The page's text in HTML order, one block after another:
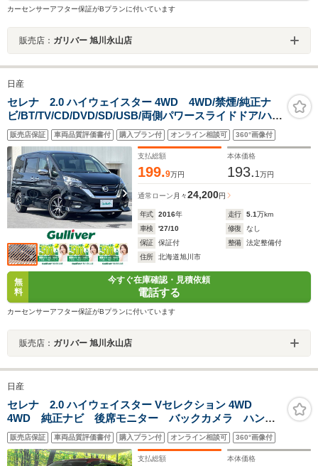
カーセンサーアフター保証がBプランに付いています
販売店： ガリバー 旭川永山店
日産
セレナ 2.0 ハイウェイスター 4WD 4WD/禁煙/純正ナ
ビ/BT/TV/CD/DVD/SD/USB/両側パワースライドドア/ハン
ズフリースライドドア/リアエアコン/前席シートヒーター/
純正17アルミホイール付き冬タイヤ積込
販売店保証 車両品質評価書付 購入プラン付 オンライン相談可 360°画像付
支払総額
199.9万円
本体価格
193. 1万円
通常ローン 月々24,200円
年式 2016年 走行 5.1万km
車検
'27/10 修復
なし
保証
保証付 整備
法定整備付
住所
北海道旭川市
無
料
今すぐ在庫確認・見積依頼
電話する
カーセンサーアフター保証がBプランに付いています
販売店： ガリバー 旭川永山店
日産
セレナ 2.0 ハイウェイスター Vセレクション 4WD
4WD 純正ナビ 後席モニター バックカメラ ハンズ
フリー両側電動ドア 寒冷地仕様 衝突軽減 禁煙車
クルコン ETC ドラレコ Bluetooth CD/DVD 純正
15インチAW
販売店保証 車両品質評価書付 購入プラン付 オンライン相談可 360°画像付
支払総額 本体価格